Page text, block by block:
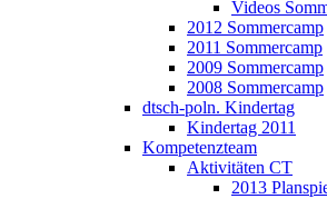
Videos
2012 Sommercamp
2011 Sommercamp
2009 Sommercamp
2008 Sommercamp
dtsch-poln. Kindertag
Kindertag 2011
Kompetenzteam
Aktivitäten CT
2013